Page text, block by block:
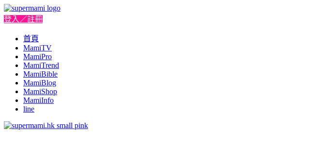
登入／註冊
首頁
MamiTV
MamiPro
MamiTrend
MamiBible
MamiBlog
MamiShop
MamiInfo
line